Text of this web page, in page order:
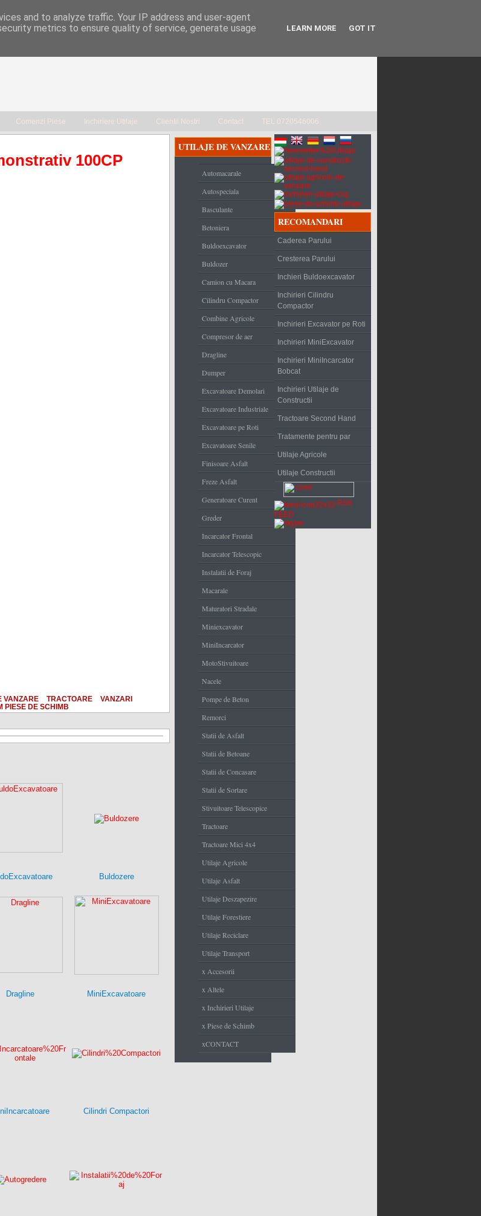
Comenzi Piese Inchiriere Utilaje Clientii Nostri Contact TEL 0720546006
100CP
VANZARE TRACTOARE
VANZARI
PIESE DE SCHIMB
Buldozere
Dragline MiniExcavatoare
Cilindri Compactori
UTILAJE DE VANZARE
Automacarale
Autospeciala
Basculante
Betoniera
Buldoexcavator
Buldozer
Camion cu Macara
Cilindru Compactor
Combine Agricole
Compresor de aer
Dragline
Dumper
Excavatoare Demolari
Excavatoare Industriale
Excavatoare pe Roti
Excavatoare Senile
Finisoare Asfalt
Freze Asfalt
Generatoare Curent
Greder
Incarcator Frontal
Incarcator Telescopic
Instalatii de Foraj
Macarale
Maturatori Stradale
Miniexcavator
MiniIncarcator
MotoStivuitoare
Nacele
Pompe de Beton
Remorci
Statii de Asfalt
Statii de Betoane
Statii de Concasare
Statii de Sortare
Stivuitoare Telescopice
Tractoare
Tractoare Mici 4x4
Utilaje Agricole
Utilaje Asfalt
Utilaje Deszapezire
Utilaje Forestiere
Utilaje Reciclare
Utilaje Transport
x Accesorii
x Altele
x Inchirieri Utilaje
x Piese de Schimb
xCONTACT
RECOMANDARI
Caderea Parului
Cresterea Parului
Inchieri Buldoexcavator
Inchirieri Cilindru
Compactor
Inchirieri Excavator pe Roti
Inchirieri MiniExcavator
Inchirieri MiniIncarcator
Bobcat
Inchirieri Utilaje de
Constructii
Tractoare Second Hand
Tratamente pentru par
Utilaje Agricole
Utilaje Constructii
RSS
FEED
and to analyze traffic. Your IP address and user-agent
metrics to ensure quality of service, generate usage
LEARN MORE GOT IT